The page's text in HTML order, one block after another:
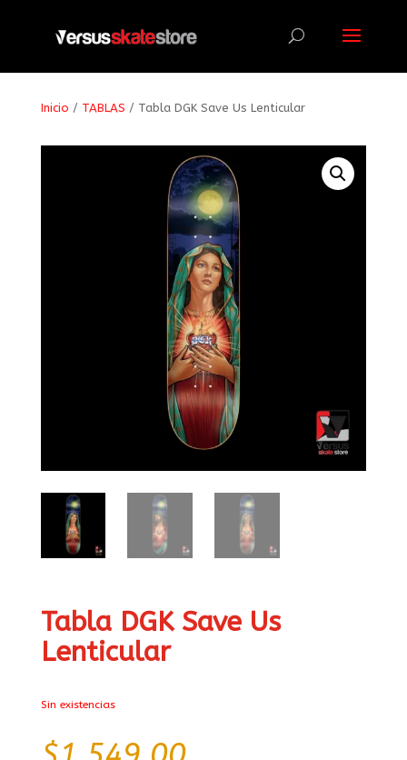
Inicio / TABLAS / Tabla DGK Save Us Lenticular
Tabla DGK Save Us
Lenticular
Sin existencias